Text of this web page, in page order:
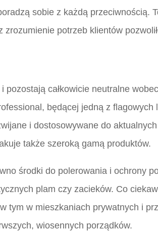
sobie z każdą przeciwnością.
zrozumienie potrzeb klientów
pozostają całkowicie neutralne
będącej jedną z
i dostosowywane do
także szeroką gamą produktów.
środki do polerowania i ochrony
plam czy zacieków. Co
tym w mieszkaniach prywatnych i
wiosennych porządków.